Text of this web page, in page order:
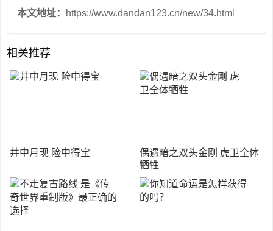
本文地址： https://www.dandan123.cn/new/34.html
相关推荐
井中月现 险中得宝
偶遇暗之双头金刚 虎卫全体
牺牲